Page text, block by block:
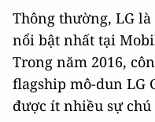
Thông thường, LG
nổi bật nhất tại
Trong năm 2016,
flagship mô-dun LG
được ít nhiều sự chú